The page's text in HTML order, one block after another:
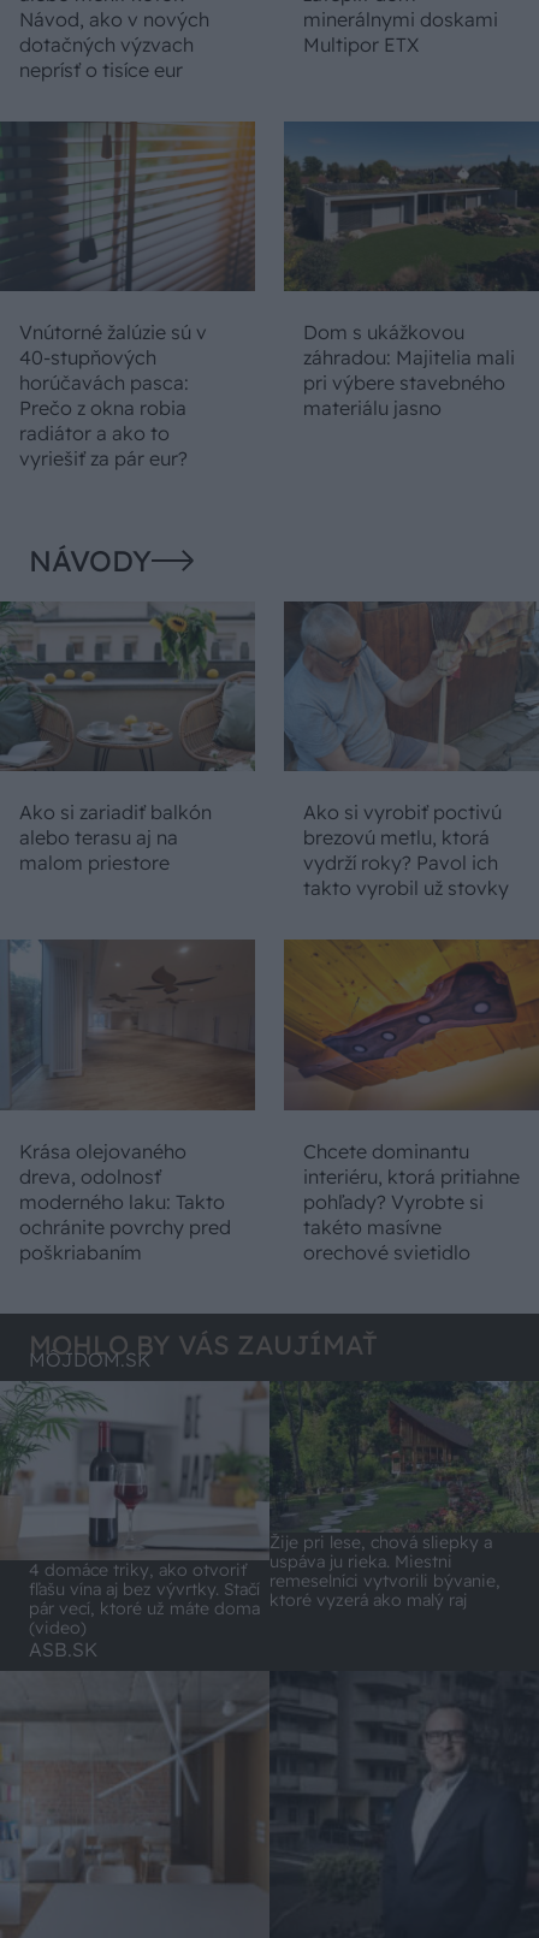
Návod, ako v nových
dotačných výzvach
neprísť o tisíce eur
minerálnymi doskami
Multipor ETX
Vnútorné žalúzie sú v
40-stupňových
horúčavách pasca:
Prečo z okna robia
radiátor a ako to
vyriešiť za pár eur?
Dom s ukážkovou
záhradou: Majitelia mali
pri výbere stavebného
materiálu jasno
NÁVODY
Ako si zariadiť balkón
alebo terasu aj na
malom priestore
Ako si vyrobiť poctivú
brezovú metlu, ktorá
vydrží roky? Pavol ich
takto vyrobil už stovky
Krása olejovaného
dreva, odolnosť
moderného laku: Takto
ochránite povrchy pred
poškriabaním
Chcete dominantu
interiéru, ktorá pritiahne
pohľady? Vyrobte si
takéto masívne
orechové svietidlo
MOHLO BY VÁS ZAUJÍMAŤ
MÔJDOM.SK
4 domáce triky, ako otvoriť
fľašu vína aj bez vývrtky. Stačí
pár vecí, ktoré už máte doma
(video)
Žije pri lese, chová sliepky a
uspáva ju rieka. Miestni
remeselníci vytvorili bývanie,
ktoré vyzerá ako malý raj
ASB.SK